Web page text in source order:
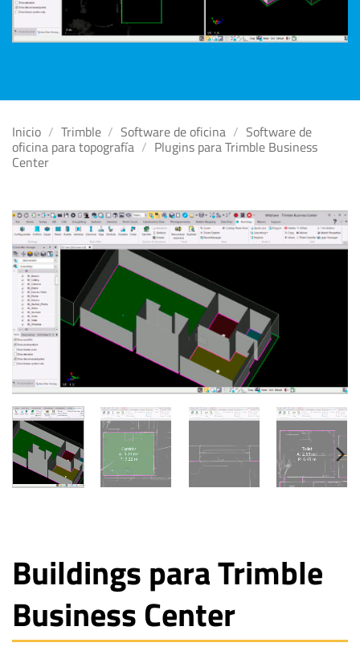
Inicio / Trimble / Software de oficina / Software de
oficina para topografía / Plugins para Trimble Business
Center
Buildings para Trimble
Business Center